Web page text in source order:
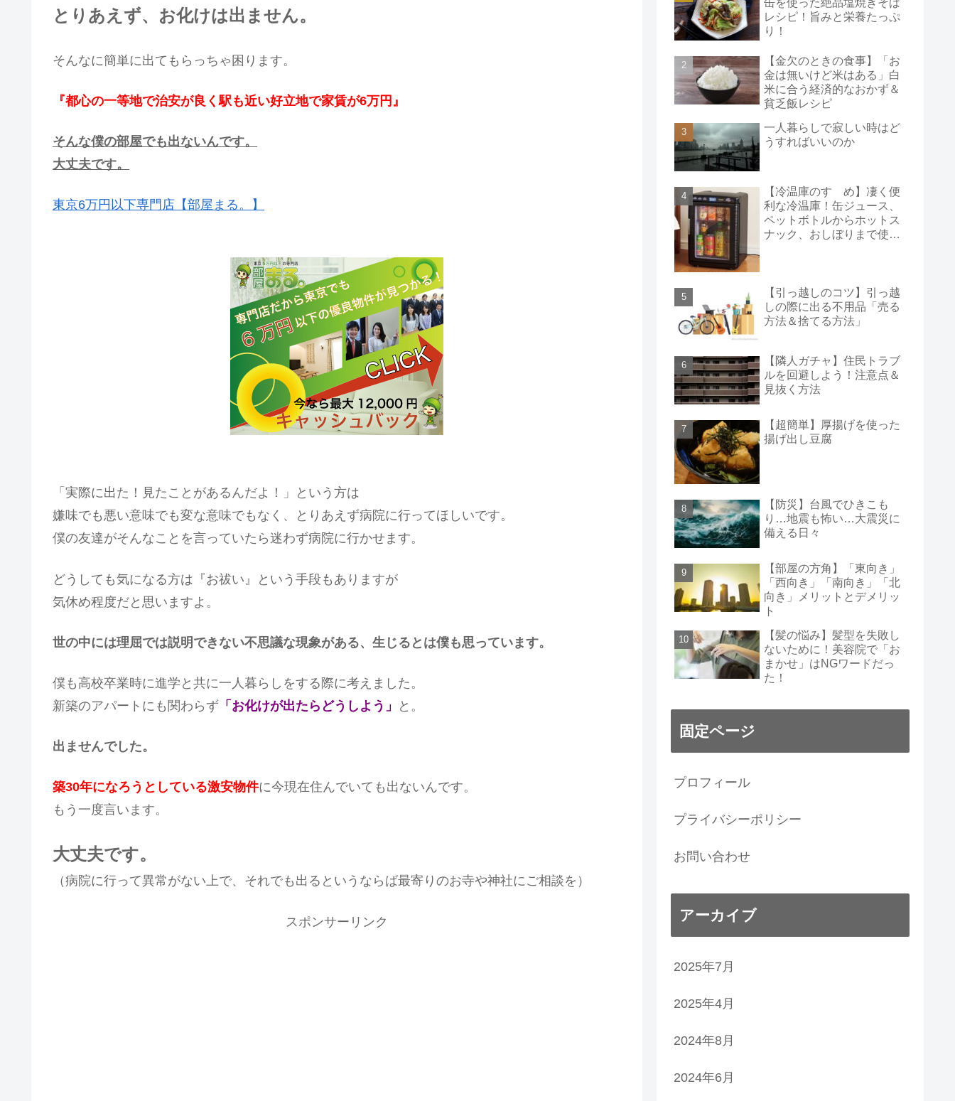
とりあえず、お化けは出ません。
そんなに簡単に出てもらっちゃ困ります。
『都心の一等地で治安が良く駅も近い好立地で家賃が6万円』
そんな僕の部屋でも出ないんです。
大丈夫です。
東京6万円以下専門店【部屋まる。】
「実際に出た！見たことがあるんだよ！」という方は
嫌味でも悪い意味でも変な意味でもなく、とりあえず病院に行ってほしいです。
僕の友達がそんなことを言っていたら迷わず病院に行かせます。
どうしても気になる方は『お祓い』という手段もありますが
気休め程度だと思いますよ。
世の中には理屈では説明できない不思議な現象がある、生じるとは僕も思っています。
僕も高校卒業時に進学と共に一人暮らしをする際に考えました。
新築のアパートにも関わらず 「お化けが出たらどうしよう」 と。
出ませんでした。
築30年になろうとしている激安物件に今現在住んでいても出ないんです。
もう一度言います。
大丈夫です。
（病院に行って異常がない上で、それでも出るというならば最寄りのお寺や神社にご相談を）
スポンサーリンク
レシピ！旨みと栄養たっぷ
り！
【金欠のときの食事】「お
金は無いけど米はある」白
米に合う経済的なおかず＆
貧乏飯レシピ
一人暮らしで寂しい時はど
うすればいいのか
【冷温庫のすゝめ】凄く便
利な冷温庫！缶ジュース、
ペットボトルからホットス
ナック、おしぼりまで使え
【引っ越しのコツ】引っ越
しの際に出る不用品「売る
方法＆捨てる方法」
【隣人ガチャ】住民トラブ
ルを回避しよう！注意点＆
見抜く方法
【超簡単】厚揚げを使った
揚げ出し豆腐
【防災】台風でひきこも
り…地震も怖い…大震災に
備える日々
【部屋の方角】「東向き」
「西向き」「南向き」「北
向き」メリットとデメリッ
ト
【髪の悩み】髪型を失敗し
ないために！美容院で「お
まかせ」はNGワードだっ
た！
固定ページ
プロフィール
プライバシーポリシー
お問い合わせ
アーカイブ
2025年7月
2025年4月
2024年8月
2024年6月